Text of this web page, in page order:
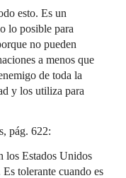
esto. Es un
lo posible para
no pueden
a menos que
de toda la
y los utiliza para
pág. 622:
los Estados Unidos
tolerante cuando es